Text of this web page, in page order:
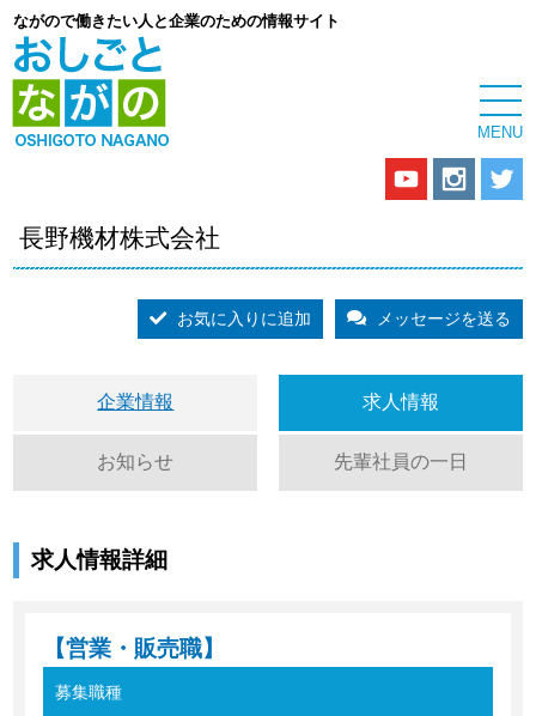
ながので働きたい人と企業のための情報サイト
長野機材株式会社
お気に入りに追加 メッセージを送る
企業情報 求人情報
お知らせ 先輩社員の一日
求人情報詳細
【営業・販売職】
募集職種